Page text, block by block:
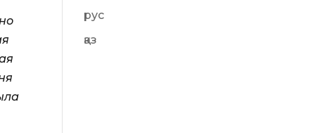
рус
қаз